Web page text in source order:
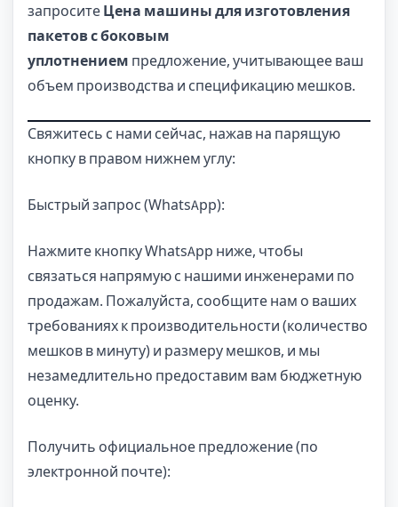
запроситеЦена машины для изготовления
пакетов с боковым
уплотнением предложение, учитывающее ваш
объем производства и спецификацию мешков.
Свяжитесь с нами сейчас, нажав на парящую
кнопку в правом нижнем углу:
Быстрый запрос (WhatsApp):
Нажмите кнопку WhatsApp ниже, чтобы
связаться напрямую с нашими инженерами по
продажам. Пожалуйста, сообщите нам о ваших
требованиях к производительности (количество
мешков в минуту) и размеру мешков, и мы
незамедлительно предоставим вам бюджетную
оценку.
Получить официальное предложение (по
электронной почте):